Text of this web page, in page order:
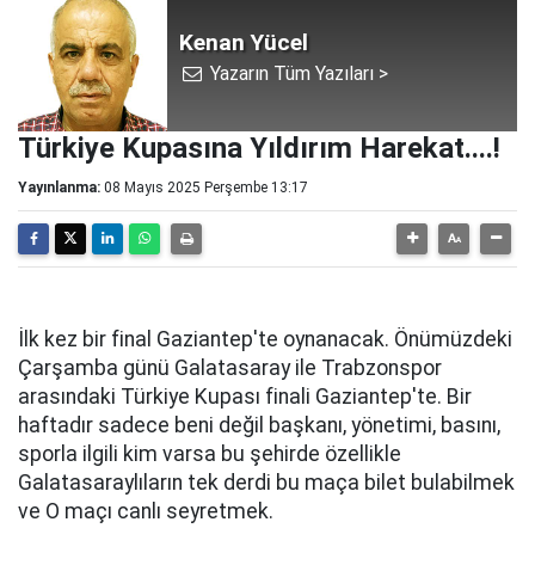
Kenan Yücel
Yazarın Tüm Yazıları >
Türkiye Kupasına Yıldırım Harekat....!
Yayınlanma: 08 Mayıs 2025 Perşembe 13:17
İlk kez bir final Gaziantep'te oynanacak. Önümüzdeki
Çarşamba günü Galatasaray ile Trabzonspor
arasındaki Türkiye Kupası finali Gaziantep'te. Bir
haftadır sadece beni değil başkanı, yönetimi, basını,
sporla ilgili kim varsa bu şehirde özellikle
Galatasaraylıların tek derdi bu maça bilet bulabilmek
ve O maçı canlı seyretmek.